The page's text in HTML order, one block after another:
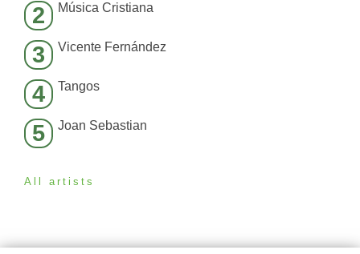
2 Música Cristiana
3 Vicente Fernández
4 Tangos
5 Joan Sebastian
All artists